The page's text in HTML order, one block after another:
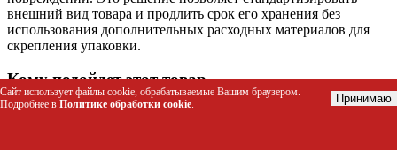
внешний вид товара и продлить срок его хранения без
использования дополнительных расходных материалов для
скрепления упаковки.
Кому подойдет этот товар
Владельцы пекарен и кондитерских для упаковки
Сайт использует файлы cookie, обрабатываемые Вашим браузером.
Подробнее в Политике обработки cookie. Принимаю